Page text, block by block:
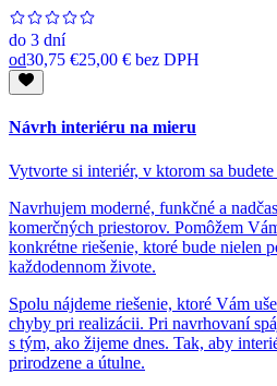
do 3 dní
od30,75 €25,00 € bez DPH
Návrh interiéru na mieru
Vytvorte si interiér, v ktorom sa
Navrhujem moderné, funkčné a
komerčných priestorov. Pomôžem
konkrétne riešenie, ktoré bude nielen
každodennom živote.
Spolu nájdeme riešenie, ktoré Vám
chyby pri realizácii. Pri navrhovaní
s tým, ako žijeme dnes. Tak, aby
prirodzene a útulne.